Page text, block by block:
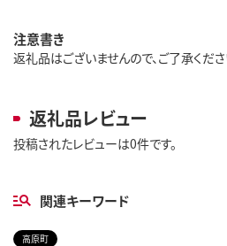
注意書き
返礼品はございませんので、ご了承くださ
返礼品レビュー
投稿されたレビューは0件です。
関連キーワード
高原町